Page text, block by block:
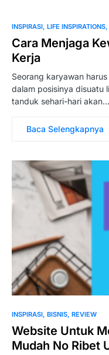
INSPIRASI LIFE INSPIRATIONS
Cara Menjaga
Kerja
Seorang karyawan
dalam posisinya disuatu
tanduk sehari-hari akan…
Baca Selengkapnya
INSPIRASI BISNIS REVIEW
Website Untuk
Mudah No Ribet